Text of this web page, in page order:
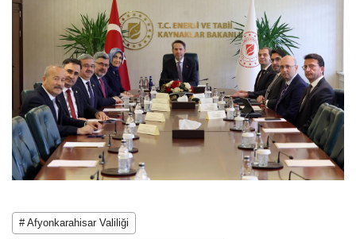
# Afyonkarahisar Valiliği